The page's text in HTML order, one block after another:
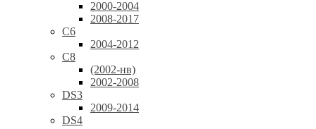
2000-2004
2008-2017
C6
2004-2012
C8
(2002-нв)
2002-2008
DS3
2009-2014
DS4